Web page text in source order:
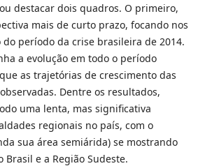
destacar dois quadros. O primeiro,
mais de curto prazo, focando nos
período da crise brasileira de 2014.
a evolução em todo o período
as trajetórias de crescimento das
Dentre os resultados,
uma lenta, mas significativa
regionais no país, com o
sua área semiárida) se mostrando
e a Região Sudeste.